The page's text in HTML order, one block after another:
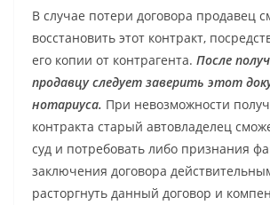
В случае потери договора продавец
восстановить этот контракт,
его копии от контрагента. После
продавцу следует заверить этот
нотариуса. При невозможности
контракта старый автовладелец
суд и потребовать либо признания
заключения договора
расторгнуть данный договор и